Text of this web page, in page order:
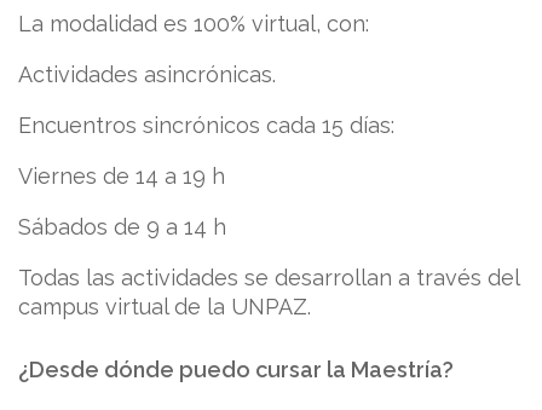
La modalidad es 100% virtual, con:
Actividades asincrónicas.
Encuentros sincrónicos cada 15 días:
Viernes de 14 a 19 h
Sábados de 9 a 14 h
Todas las actividades se desarrollan a través del
campus virtual de la UNPAZ.
¿Desde dónde puedo cursar la Maestría?